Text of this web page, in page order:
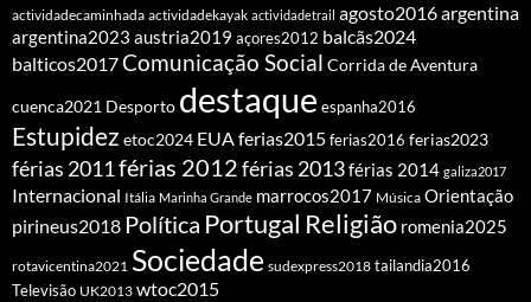
actividadecaminhada actividadekayak actividadetrail agosto2016argentina
argentina2023 austria2019 açores2012 balcãs2024
balticos2017Comunicação Social Corrida de Aventura
cuenca2021 Desporto destaque espanha2016
Estupidez etoc2024 EUAferias2015ferias2016 ferias2023
férias 2011férias 2012férias 2013férias 2014 galiza2017
Internacional Itália Marinha Grande marrocos2017 Música Orientação
pirineus2018 Política Portugal Religião romenia2025
rotavicentina2021 Sociedade sudexpress2018 tailandia2016
Televisão UK2013 wtoc2015